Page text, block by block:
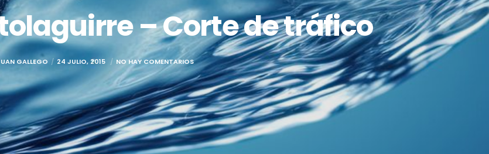
– Corte de tráfico
GALLEGO 24 JULIO, 2015 NO HAY COMENTARIOS